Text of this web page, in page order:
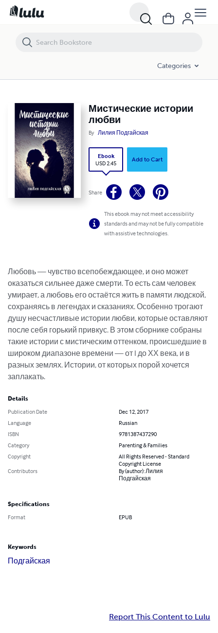
Categories
Мистические истории
любви
By Лилия Подгайская
Ebook
USD 2.45
Add to Cart
Share
This ebook may not meet accessibility
standards and may not be fully compatible
with assistive technologies.
Любовь — чувство всепобеждающее, и оно может
оказаться сильнее даже смерти. То есть сам человек
умирает, а любовь его остаётся жить в памяти людской,
сохраняясь в легендах и сказаниях. Особенно трогают
душу несчастливые истории любви, которые оставляют
после себя горький привкус. В этом сборнике собраны
такие истории с мистическим оттенком, происшедшие в
широком диапазоне времени — от I до ХХ века, и в
разных землях. Истории, от которых порой хочется
заплакать.
Details
Publication Date
Dec 12, 2017
Language
Russian
ISBN
9781387437290
Category
Parenting & Families
Copyright
All Rights Reserved - Standard
Copyright License
Contributors
By (author): Лилия
Подгайская
Specifications
Format EPUB
Keywords
Подгайская
Report This Content to Lulu
Мистические истории любви